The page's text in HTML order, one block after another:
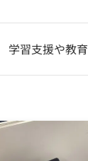
学習支援や教